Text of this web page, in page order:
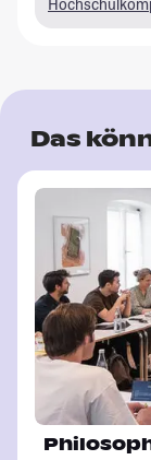
Das